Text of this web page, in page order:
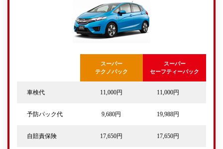
スーパー
テクノパック
スーパー
セーフティーパック
車検代 11,000円 11,000円
予防パック代 9,680円 19,988円
自賠責保険 17,650円 17,650円